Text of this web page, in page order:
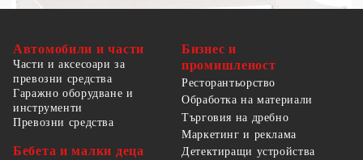
Автомобили и части
Части и аксесоари за
превозни средства
Гаражно оборудване и
инструменти
Превозни средства
Бебета и малки деца
Бизнес и
промишленост
Ресторантьорство
Обработка на материали
Търговия на дребно
Маркетинг и реклама
Детектиращи устройства